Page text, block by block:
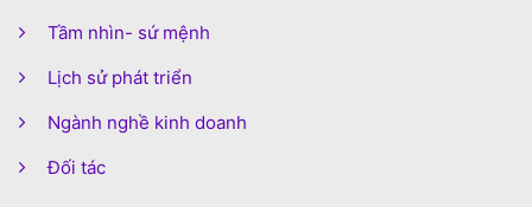
Tầm nhìn- sứ mệnh
Lịch sử phát triển
Ngành nghề kinh doanh
Đối tác